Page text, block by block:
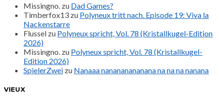
Missingno. zu Dad Games?
Timberfox13 zu Polyneux tritt nach. Episode 19: Viva la
Nackenstarre
Flussel zu Polyneux spricht, Vol. 78 (Kristallkugel-Edition
2026)
Missingno. zu Polyneux spricht, Vol. 78 (Kristallkugel-
Edition 2026)
SpielerZwei zu Nanaaa nanananananana na na na nanana
VIEUX